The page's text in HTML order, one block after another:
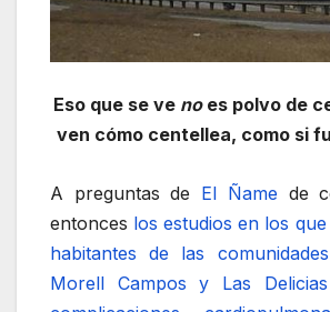
Eso que se ve noes polvo de
ven cómo centellea, como si
A preguntas de El Ñame de
entonces los estudios en los
habitantes de las
Morell Campos y Las